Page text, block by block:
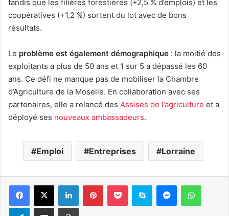
tandis que les filières forestières (+2,5 % d’emplois) et les
coopératives (+1,2 %) sortent du lot avec de bons
résultats.
Le problème est également démographique : la moitié des
exploitants a plus de 50 ans et 1 sur 5 a dépassé les 60
ans. Ce défi ne manque pas de mobiliser la Chambre
d’Agriculture de la Moselle. En collaboration avec ses
partenaires, elle a relancé des Assises de l’agriculture et a
déployé ses nouveaux ambassadeurs.
Emploi Entreprises Lorraine
LinkedinPinterestPocket Skype Messenger
TelegramPartager par e-mail Imprimer